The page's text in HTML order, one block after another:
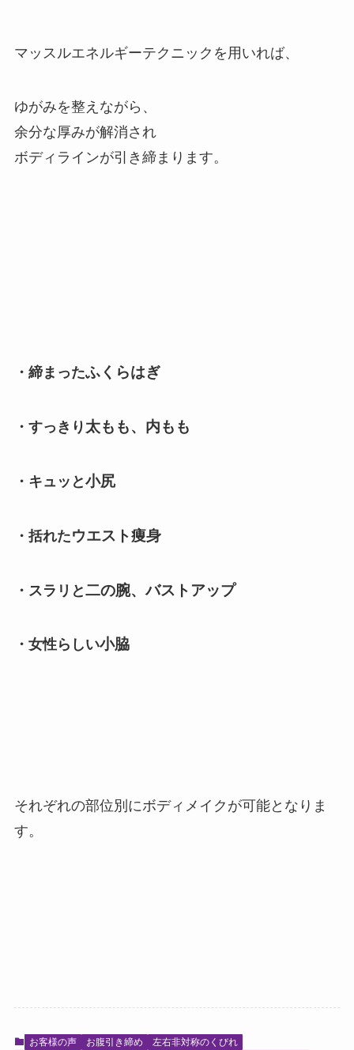
マッスルエネルギーテクニックを用いれば、
ゆがみを整えながら、
余分な厚みが解消され
ボディラインが引き締まります。
・締まったふくらはぎ
・すっきり 太もも、内もも
・キュッと小尻
・括れたウエスト痩身
・スラリと二の腕、バストアップ
・女性らしい小脇
それぞれの部位別にボディメイクが可能となりま
す。
お客様の声 お腹引き締め
左右非対称のくびれ